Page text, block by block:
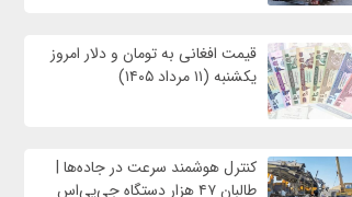
قیمت افغانی به تومان و دلار امروز
یکشنبه (۱۱ مرداد ۱۴۰۵)
کنترل هوشمند سرعت در جاده‌ها |
طالبان ۴۷ هزار دستگاه جی‌پی‌اس